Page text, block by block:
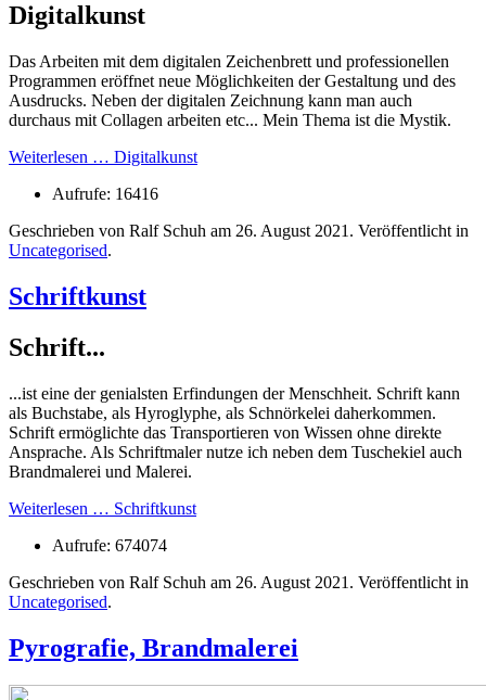
Digitalkunst
Das Arbeiten mit dem digitalen Zeichenbrett und professionellen
Programmen eröffnet neue Möglichkeiten der Gestaltung und des
Ausdrucks. Neben der digitalen Zeichnung kann man auch
durchaus mit Collagen arbeiten etc... Mein Thema ist die Mystik.
Weiterlesen … Digitalkunst
Aufrufe: 16416
Geschrieben von Ralf Schuh am 26. August 2021 . Veröffentlicht in
Uncategorised.
Schriftkunst
Schrift...
...ist eine der genialsten Erfindungen der Menschheit. Schrift kann
als Buchstabe, als Hyroglyphe, als Schnörkelei daherkommen.
Schrift ermöglichte das Transportieren von Wissen ohne direkte
Ansprache. Als Schriftmaler nutze ich neben dem Tuschekiel auch
Brandmalerei und Malerei.
Weiterlesen … Schriftkunst
Aufrufe: 674074
Geschrieben von Ralf Schuh am 26. August 2021 . Veröffentlicht in
Uncategorised.
Pyrografie, Brandmalerei